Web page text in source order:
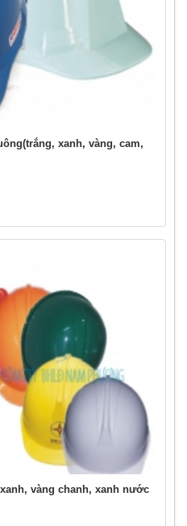
xanh, vàng, cam,
vàng chanh, xanh nước